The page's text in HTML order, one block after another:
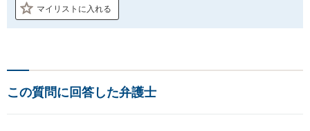
マイリストに入れる
この質問に回答した弁護士